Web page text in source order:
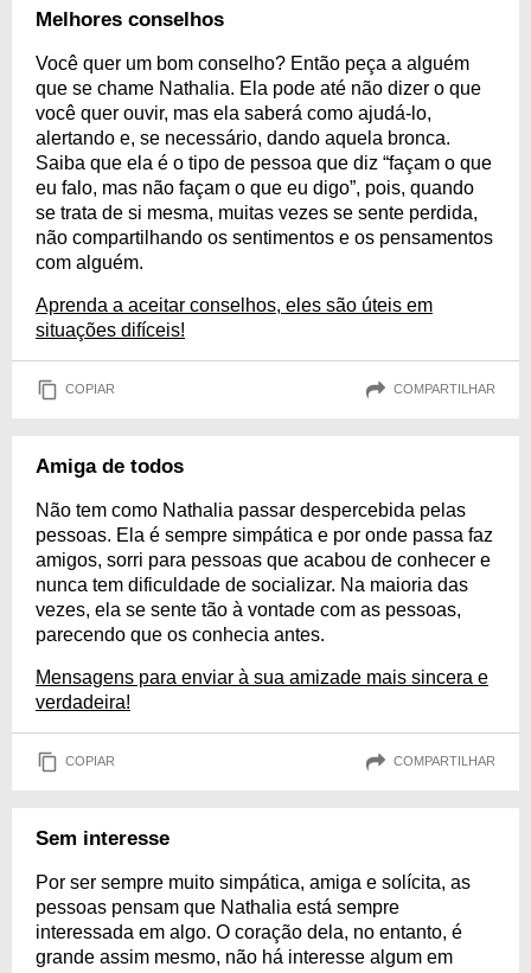
Melhores conselhos
Você quer um bom conselho? Então peça a alguém
que se chame Nathalia. Ela pode até não dizer o que
você quer ouvir, mas ela saberá como ajudá-lo,
alertando e, se necessário, dando aquela bronca.
Saiba que ela é o tipo de pessoa que diz “façam o que
eu falo, mas não façam o que eu digo”, pois, quando
se trata de si mesma, muitas vezes se sente perdida,
não compartilhando os sentimentos e os pensamentos
com alguém.
Aprenda a aceitar conselhos, eles são úteis em
situações difíceis!
COPIAR COMPARTILHAR
Amiga de todos
Não tem como Nathalia passar despercebida pelas
pessoas. Ela é sempre simpática e por onde passa faz
amigos, sorri para pessoas que acabou de conhecer e
nunca tem dificuldade de socializar. Na maioria das
vezes, ela se sente tão à vontade com as pessoas,
parecendo que os conhecia antes.
Mensagens para enviar à sua amizade mais sincera e
verdadeira!
COPIAR COMPARTILHAR
Sem interesse
Por ser sempre muito simpática, amiga e solícita, as
pessoas pensam que Nathalia está sempre
interessada em algo. O coração dela, no entanto, é
grande assim mesmo, não há interesse algum em